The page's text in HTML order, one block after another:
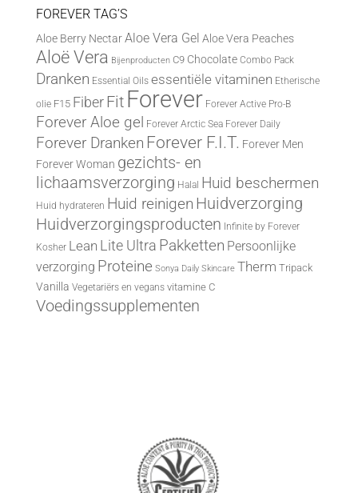
FOREVER TAG’S
Aloe Berry NectarAloe Vera Gel Aloe Vera Peaches
Aloë Vera Bijenproducten C9 Chocolate Combo Pack
Dranken Essential Oils essentiële vitaminen Etherische
olie F15 Fiber Fit Forever Forever Active Pro-B
Forever Aloe gel Forever Arctic Sea Forever Daily
Forever Dranken Forever F.I.T. Forever Men
Forever Woman gezichts- en
lichaamsverzorging Halal Huid beschermen
Huid hydrateren Huid reinigen Huidverzorging
Huidverzorgingsproducten Infinite by Forever
Kosher Lean Lite Ultra Pakketten Persoonlijke
verzorging Proteine Sonya Daily Skincare Therm Tripack
Vanilla Vegetariërs en vegans vitamine C
Voedingssupplementen